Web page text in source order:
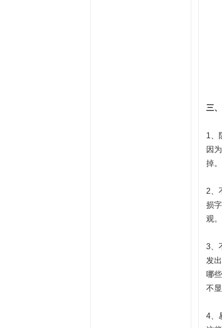
三
1、
因
掉。
2、
损
观。
3、
发
哪
不
4、